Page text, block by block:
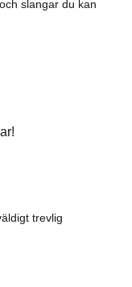
slangar du kan
trevlig